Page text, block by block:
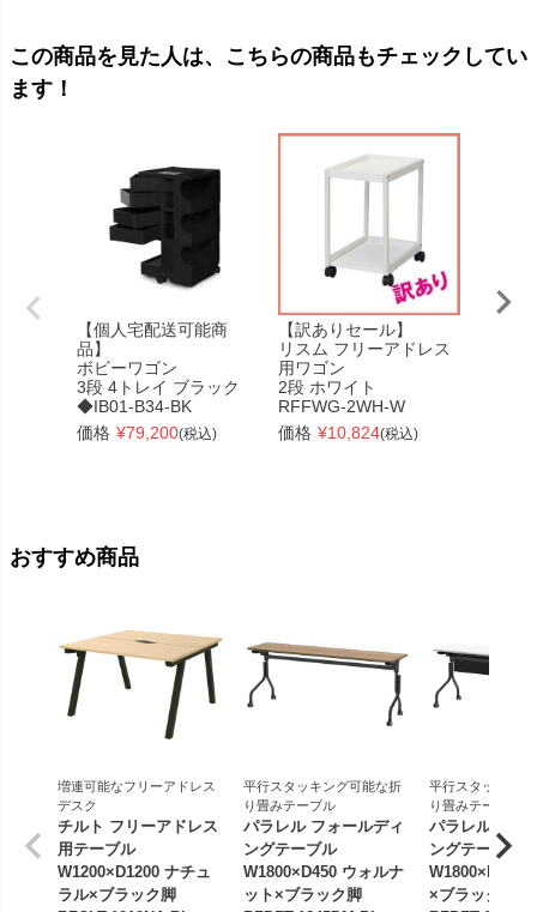
この商品を見た人は、こちらの商品もチェックしてい
ます！
【個人宅配送可能商
品】
ボビーワゴン
3段 4トレイ ブラック
◆IB01-B34-BK
価格 ¥79,200(税込)
【訳ありセール】
リスム フリーアドレス
用ワゴン
2段 ホワイト
RFFWG-2WH-W
価格 ¥10,824(税込)
おすすめ商品
増連可能なフリーアドレス
デスク
チルト フリーアドレス
用テーブル
W1200×D1200 ナチュ
ラル×ブラック脚
平行スタッキング可能な折
り畳みテーブル
パラレル フォールディ
ングテーブル
W1800×D450 ウォルナ
ット×ブラック脚
平行スタッキン
り畳みテーブル
パラレル フォ
ングテーブル
W1800×D450
×ブラック脚